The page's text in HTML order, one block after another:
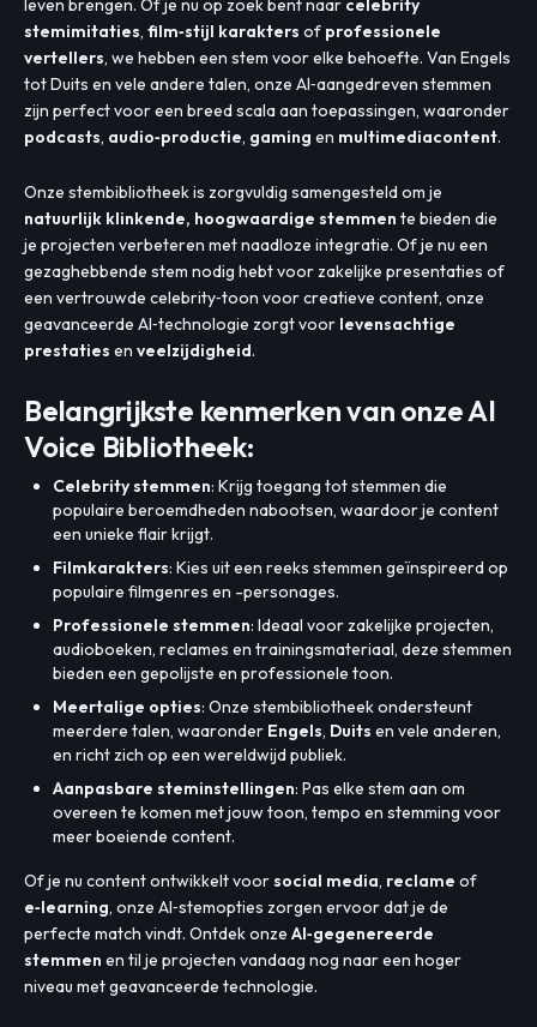
leven brengen. Of je nu op zoek bent naar celebrity
stemimitaties, film‑stijl karakters of professionele
vertellers, we hebben een stem voor elke behoefte. Van Engels
tot Duits en vele andere talen, onze AI‑aangedreven stemmen
zijn perfect voor een breed scala aan toepassingen, waaronder
podcasts, audio‑productie, gaming en multimediacontent.
Onze stembibliotheek is zorgvuldig samengesteld om je
natuurlijk klinkende, hoogwaardige stemmen te bieden die
je projecten verbeteren met naadloze integratie. Of je nu een
gezaghebbende stem nodig hebt voor zakelijke presentaties of
een vertrouwde celebrity‑toon voor creatieve content, onze
geavanceerde AI‑technologie zorgt voor levensachtige
prestaties en veelzijdigheid.
Belangrijkste kenmerken van onze AI
Voice Bibliotheek:
Celebrity stemmen: Krijg toegang tot stemmen die
populaire beroemdheden nabootsen, waardoor je content
een unieke flair krijgt.
Filmkarakters: Kies uit een reeks stemmen geïnspireerd op
populaire filmgenres en -personages.
Professionele stemmen: Ideaal voor zakelijke projecten,
audioboeken, reclames en trainingsmateriaal, deze stemmen
bieden een gepolijste en professionele toon.
Meertalige opties: Onze stembibliotheek ondersteunt
meerdere talen, waaronder Engels, Duits en vele anderen,
en richt zich op een wereldwijd publiek.
Aanpasbare steminstellingen: Pas elke stem aan om
overeen te komen met jouw toon, tempo en stemming voor
meer boeiende content.
Of je nu content ontwikkelt voorsocial media, reclame of
e‑learning, onze AI‑stemopties zorgen ervoor dat je de
perfecte match vindt. Ontdek onze AI‑gegenereerde
stemmen en til je projecten vandaag nog naar een hoger
niveau met geavanceerde technologie.